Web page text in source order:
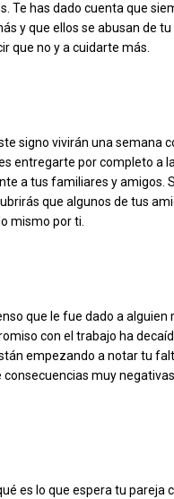
Te has dado cuenta que
y que ellos se abusan de
que no y a cuidarte más.
signo vivirán una semana
entregarte por completo a
a tus familiares y amigos.
que algunos de tus
mismo por ti.
que le fue dado a alguien
con el trabajo ha
empezando a notar tu
muy
es lo que espera tu pareja